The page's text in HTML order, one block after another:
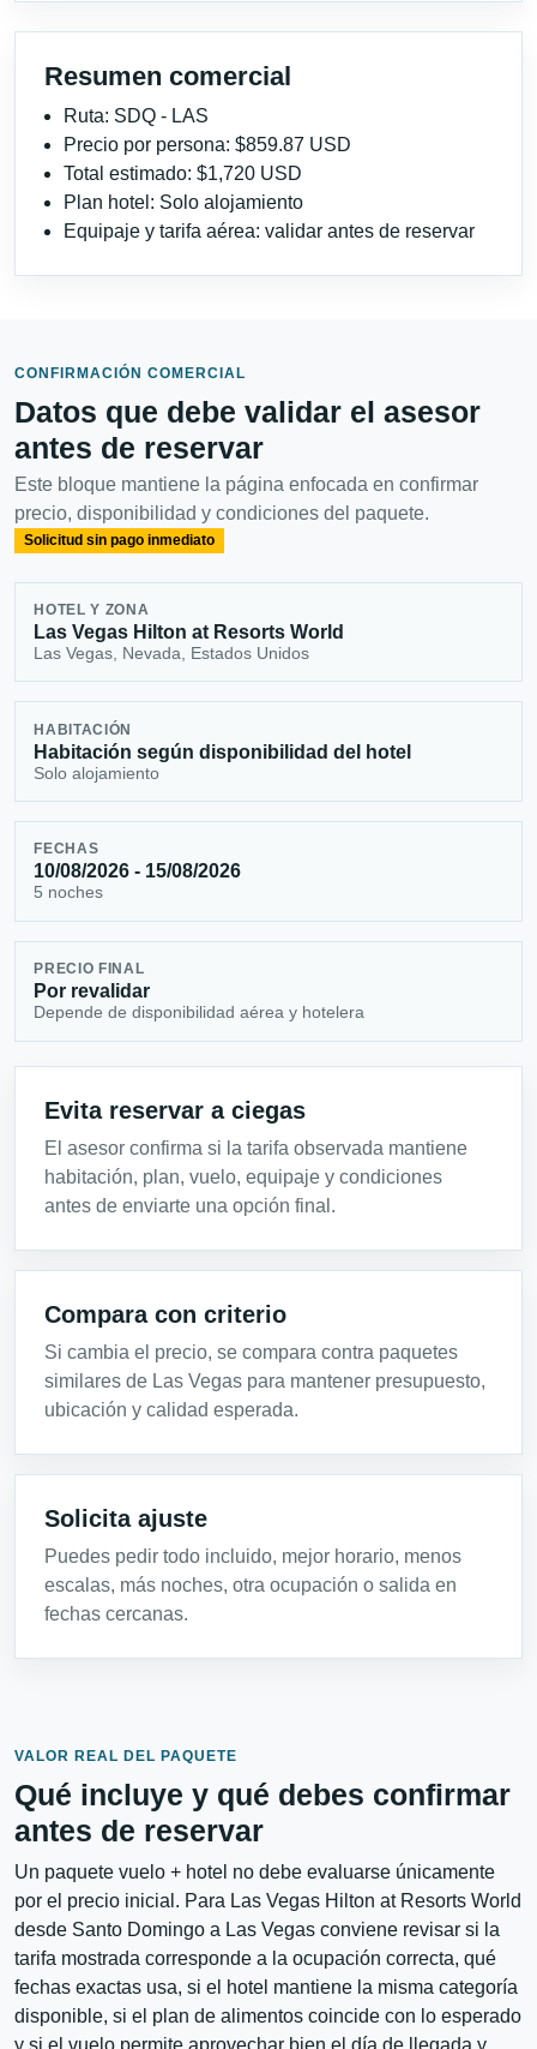
Resumen comercial
Ruta: SDQ - LAS
Precio por persona: $859.87 USD
Total estimado: $1,720 USD
Plan hotel: Solo alojamiento
Equipaje y tarifa aérea: validar antes de reservar
CONFIRMACIÓN COMERCIAL
Datos que debe validar el asesor
antes de reservar
Este bloque mantiene la página enfocada en confirmar
precio, disponibilidad y condiciones del paquete.
Solicitud sin pago inmediato
HOTEL Y ZONA
Las Vegas Hilton at Resorts World
Las Vegas, Nevada, Estados Unidos
HABITACIÓN
Habitación según disponibilidad del hotel
Solo alojamiento
FECHAS
10/08/2026 - 15/08/2026
5 noches
PRECIO FINAL
Por revalidar
Depende de disponibilidad aérea y hotelera
Evita reservar a ciegas
El asesor confirma si la tarifa observada mantiene
habitación, plan, vuelo, equipaje y condiciones
antes de enviarte una opción final.
Compara con criterio
Si cambia el precio, se compara contra paquetes
similares de Las Vegas para mantener presupuesto,
ubicación y calidad esperada.
Solicita ajuste
Puedes pedir todo incluido, mejor horario, menos
escalas, más noches, otra ocupación o salida en
fechas cercanas.
VALOR REAL DEL PAQUETE
Qué incluye y qué debes confirmar
antes de reservar
Un paquete vuelo + hotel no debe evaluarse únicamente
por el precio inicial. Para Las Vegas Hilton at Resorts World
desde Santo Domingo a Las Vegas conviene revisar si la
tarifa mostrada corresponde a la ocupación correcta, qué
fechas exactas usa, si el hotel mantiene la misma categoría
disponible, si el plan de alimentos coincide con lo esperado
y si el vuelo permite aprovechar bien el día de llegada y